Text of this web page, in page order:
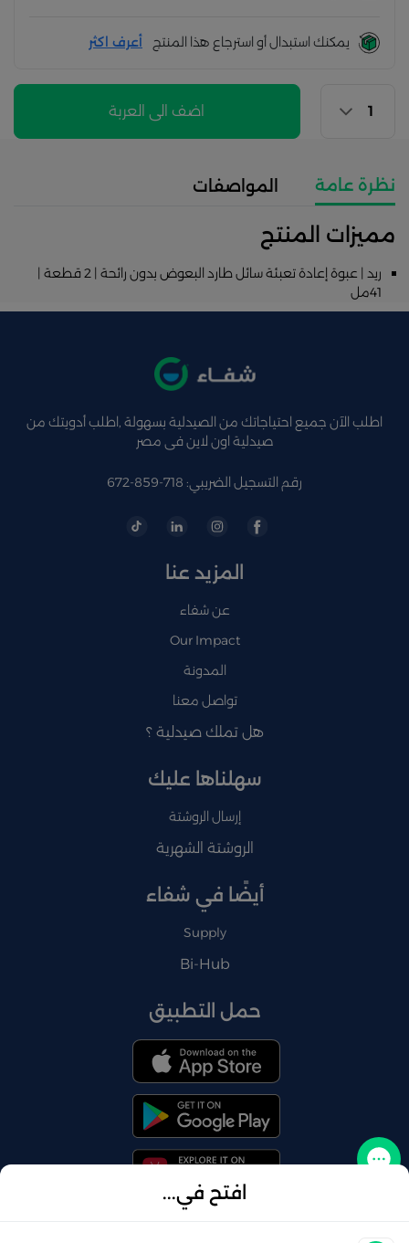
يمكنك استبدال أو استرجاع هذا المنتج أعرف اكثر
اضف الى العربة
نظرة عامة المواصفات
مميزات المنتج
ريد | عبوة إعادة تعبئة سائل طارد البعوض بدون رائحة | 2 قطعة |
41مل‎
افتح في...
اطلب الآن جميع احتياجاتك من الصيدلية بسهولة ,اطلب أدويتك من
صيدلية اون لاين فى مصر
رقم التسجيل الضريبي: 718-859-672
المزيد عنا
عن شفاء
Our Impact
المدونة
تواصل معنا
هل تملك صيدلية ؟
سهلناها عليك
إرسال الروشتة
الروشتة الشهرية
أيضًا في شفاء
Supply
Bi-Hub
حمل التطبيق
تواصل معنا